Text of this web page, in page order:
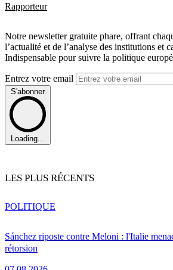
Rapporteur
Notre newsletter gratuite phare, offrant
l’actualité et de l’analyse des institutions et
Indispensable pour suivre la politique
Entrez votre email
S'abonner
Loading...
LES PLUS RÉCENTS
Sánchez riposte contre Meloni : l'Italie
rétorsion
POLITIQUE